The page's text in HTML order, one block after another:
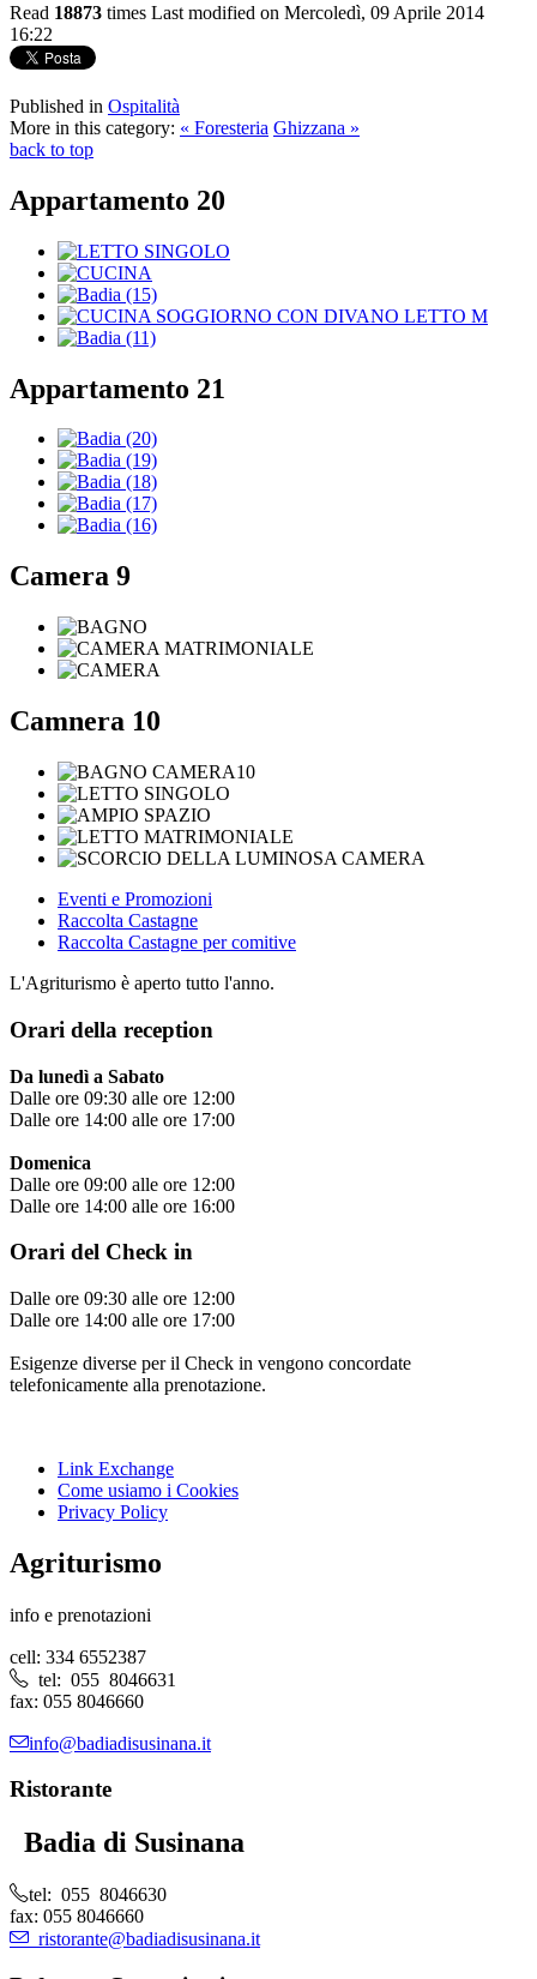
Read 18873 times Last modified on Mercoledì, 09 Aprile 2014
16:22
Published in Ospitalità
More in this category: « Foresteria Ghizzana »
back to top
Appartamento 20
Appartamento 21
Camera 9
Camnera 10
Eventi e Promozioni
Raccolta Castagne
Raccolta Castagne per comitive
L'Agriturismo è aperto tutto l'anno.
Orari della reception
Da lunedì a Sabato
Dalle ore 09:30 alle ore 12:00
Dalle ore 14:00 alle ore 17:00
Domenica
Dalle ore 09:00 alle ore 12:00
Dalle ore 14:00 alle ore 16:00
Orari del Check in
Dalle ore 09:30 alle ore 12:00
Dalle ore 14:00 alle ore 17:00
Esigenze diverse per il Check in vengono concordate
telefonicamente alla prenotazione.
Link Exchange
Come usiamo i Cookies
Privacy Policy
Agriturismo
info e prenotazioni
cell: 334 6552387
tel: 055 8046631
fax: 055 8046660
info@badiadisusinana.it
Ristorante
Badia di Susinana
tel: 055 8046630
fax: 055 8046660
ristorante@badiadisusinana.it